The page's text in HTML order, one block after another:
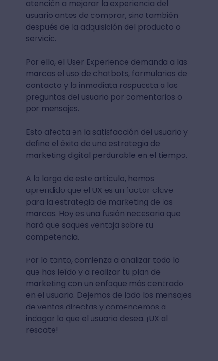
atención a mejorar la experiencia del
usuario antes de comprar, sino también
después de la adquisición del producto o
servicio.
Por ello, el User Experience demanda a las
marcas el uso de chatbots, formularios de
contacto y la inmediata respuesta a las
preguntas del usuario por comentarios o
por mensajes.
Esto afecta en la satisfacción del usuario y
define el éxito de una estrategia de
marketing digital perdurable en el tiempo.
A lo largo de este artículo, hemos
aprendido que el UX es un factor clave
para la estrategia de marketing de las
marcas. Hoy es una fusión necesaria que
hará que saques ventaja sobre tu
competencia.
Por lo tanto, comienza a analizar todo lo
que has leído y a realizar tu plan de
marketing con un enfoque más centrado
en el usuario. Dejemos de lado los mensajes
de ventas directas y comencemos a
indagar lo que el usuario desea. ¡UX al
rescate!